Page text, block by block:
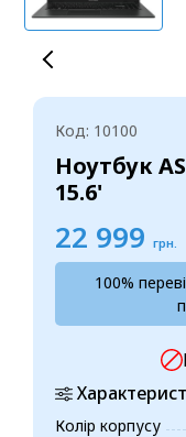
Код: 10100
Ноутбук
15.6'
22 999 грн.
100%
Колір корпусу